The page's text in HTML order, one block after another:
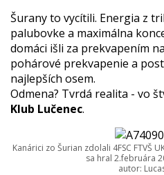
Šurany to vycítili. Energia z
palubovke a maximálna
domáci išli za prekvapením
pohárové prekvapenie a
najlepších osem.
Odmena? Tvrdá realita - vo
Klub Lučenec.
Kanárici zo Šurian zdolali 4FSC FTVŠ
sa hral 2.februára
autor: